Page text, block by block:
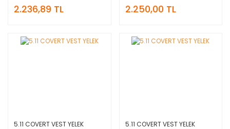
2.236,89 TL 2.250,00 TL
5.11 COVERT VEST YELEK 5.11 COVERT VEST YELEK